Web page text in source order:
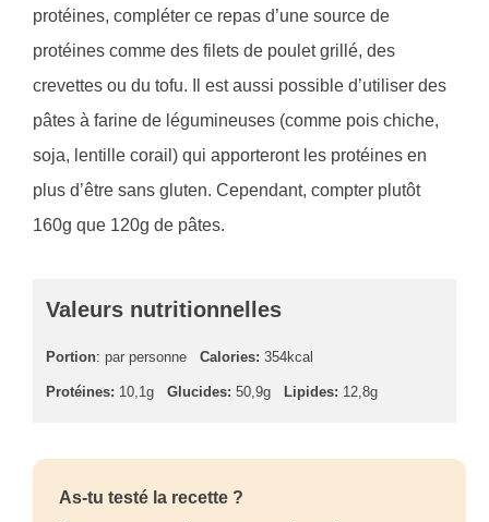
protéines, compléter ce repas d’une source de
protéines comme des filets de poulet grillé, des
crevettes ou du tofu. Il est aussi possible d’utiliser des
pâtes à farine de légumineuses (comme pois chiche,
soja, lentille corail) qui apporteront les protéines en
plus d’être sans gluten. Cependant, compter plutôt
160g que 120g de pâtes.
Valeurs nutritionnelles
Portion: par personne Calories: 354kcal
Protéines: 10,1g Glucides: 50,9g Lipides: 12,8g
As-tu testé la recette ?